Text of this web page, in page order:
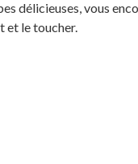
délicieuses, vous
et le toucher.